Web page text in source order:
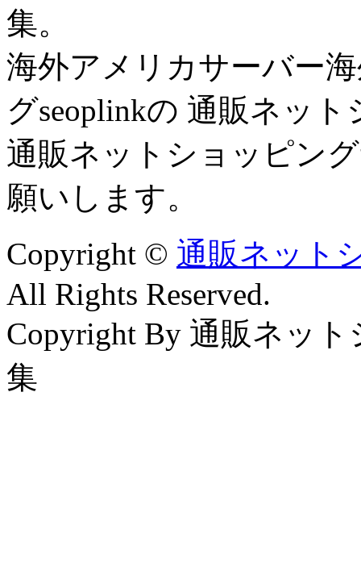
集。
海外アメリカサーバー
グseoplinkの 通販ネッ
通販ネットショッピン
願いします。
Copyright © 通販ネット
All Rights Reserved.
Copyright By 通販ネッ
集